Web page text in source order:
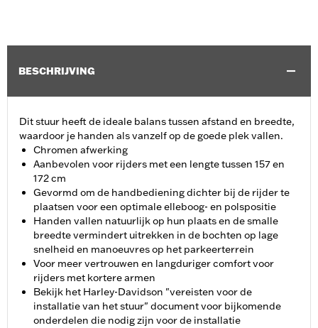
BESCHRIJVING
Dit stuur heeft de ideale balans tussen afstand en breedte,
waardoor je handen als vanzelf op de goede plek vallen.
Chromen afwerking
Aanbevolen voor rijders met een lengte tussen 157 en
172 cm
Gevormd om de handbediening dichter bij de rijder te
plaatsen voor een optimale elleboog- en polspositie
Handen vallen natuurlijk op hun plaats en de smalle
breedte vermindert uitrekken in de bochten op lage
snelheid en manoeuvres op het parkeerterrein
Voor meer vertrouwen en langduriger comfort voor
rijders met kortere armen
Bekijk het Harley-Davidson "vereisten voor de
installatie van het stuur" document voor bijkomende
onderdelen die nodig zijn voor de installatie